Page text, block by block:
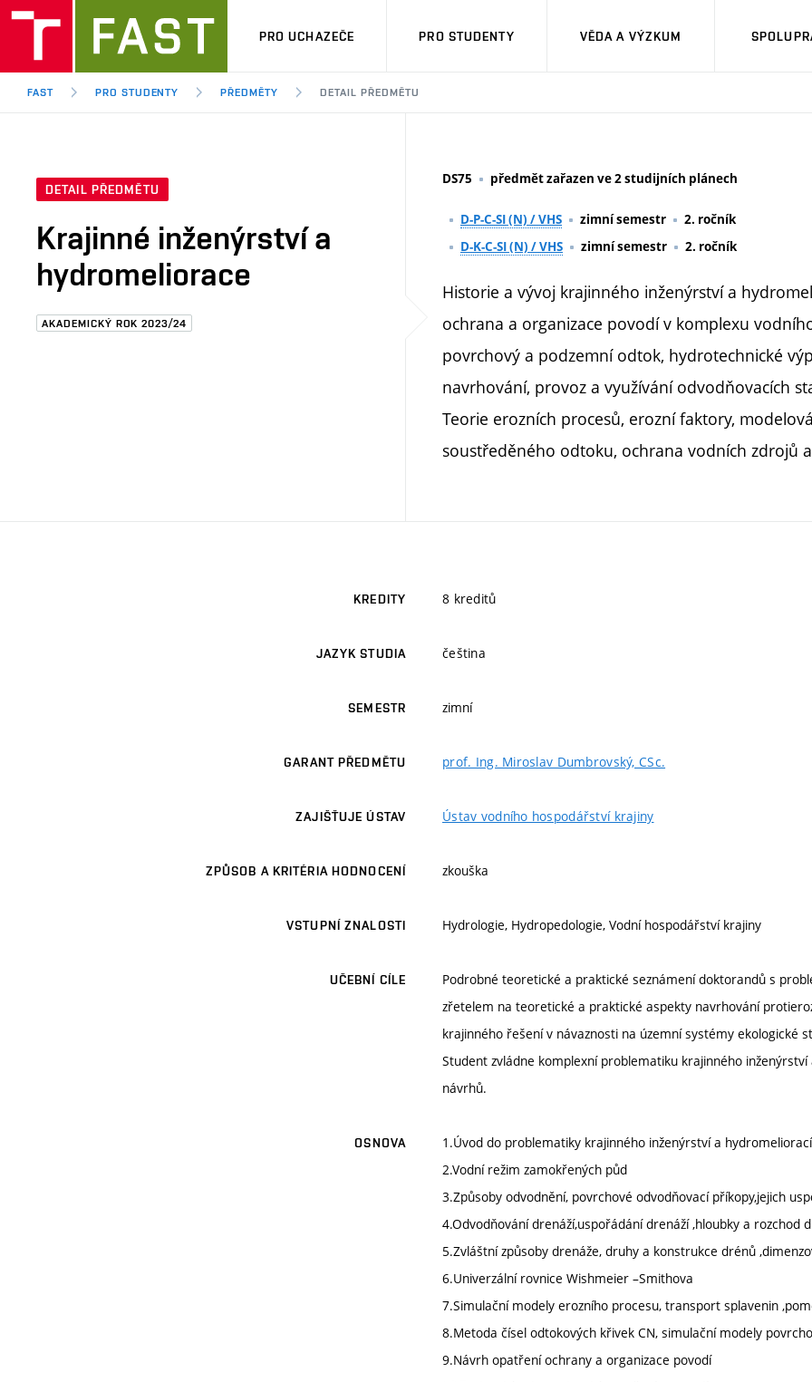
PRO UCHAZEČE PRO STUDENTY VĚDA A VÝZKUM
FAST PRO STUDENTY PŘEDMĚTY DETAIL PŘEDMĚTU
DETAIL PŘEDMĚTU
Krajinné inženýrství a
hydromeliorace
AKADEMICKÝ ROK 2023/24
DS75 předmět zařazen ve 2 studijních plánech
D-P-C-SI (N) / VHS zimní semestr
2. ročník
D-K-C-SI (N) / VHS
zimní semestr 2. ročník
Historie a vývoj krajinného inženýrství a
ochrana a organizace povodí v komplexu
povrchový a podzemní odtok, hydrotechnické
navrhování, provoz a využívání odvodňovacích
Teorie erozních procesů, erozní faktory,
soustředěného odtoku, ochrana vodních zdrojů
KREDITY 8 kreditů
JAZYK STUDIA čeština
SEMESTR zimní
GARANT PŘEDMĚTU prof. Ing. Miroslav Dumbrovský, CSc.
ZAJIŠŤUJE ÚSTAV Ústav vodního hospodářství krajiny
ZPŮSOB A KRITÉRIA HODNOCENÍ zkouška
VSTUPNÍ ZNALOSTI Hydrologie, Hydropedologie, Vodní hospodářství krajiny
UČEBNÍ CÍLE
Podrobné teoretické a praktické seznámení doktorandů s
zřetelem na teoretické a praktické aspekty navrhování
krajinného řešení v návaznosti na územní systémy ekologické
Student zvládne komplexní problematiku krajinného
návrhů.
OSNOVA
1.Úvod do problematiky krajinného inženýrství a hydromeliorací
2.Vodní režim zamokřených půd
3.Způsoby odvodnění, povrchové odvodňovací příkopy,jejich
4.Odvodňování drenáží,uspořádání drenáží ,hloubky a rozchod
5.Zvláštní způsoby drenáže, druhy a konstrukce drénů
6.Univerzální rovnice Wishmeier –Smithova
7.Simulační modely erozního procesu, transport splavenin
8.Metoda čísel odtokových křivek CN, simulační modely
9.Návrh opatření ochrany a organizace povodí